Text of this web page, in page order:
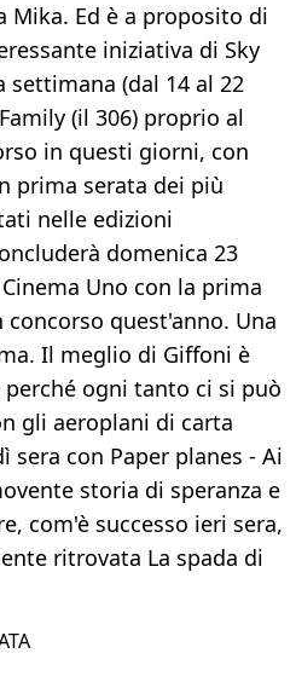
Mika. Ed è a proposito di
iniziativa di Sky
settimana (dal 14 al 22
(il 306) proprio al
in questi giorni, con
prima serata dei più
nelle edizioni
domenica 23
Uno con la prima
quest'anno. Una
Il meglio di Giffoni è
ogni tanto ci si può
gli aeroplani di carta
sera con Paper planes - Ai
storia di speranza e
com'è successo ieri sera,
ritrovata La spada di